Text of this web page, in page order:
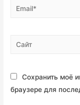
Email*
Сайт
Сохранить моё
браузере для